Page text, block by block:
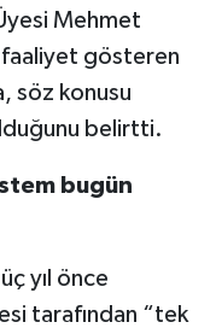
Mehmet
faaliyet gösteren
söz konusu
belirtti.
bugün
yıl önce
tarafından “tek